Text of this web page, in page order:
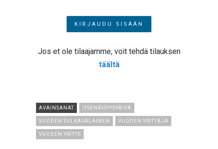
Jos et ole tilaajamme, voit tehdä tilauksen
täältä
AVAINSANAT ITSENÄISYYSPÄIVÄ
VUODEN SULKAVALAINEN VUODEN YRITTÄJÄ
VUODEN YRITYS